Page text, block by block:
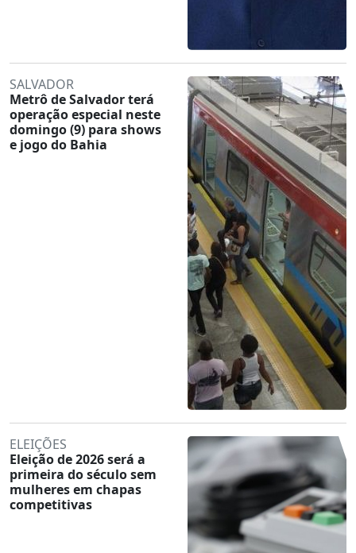
SALVADOR
Metrô de Salvador terá
operação especial neste
domingo (9) para shows
e jogo do Bahia
ELEIÇÕES
Eleição de 2026 será a
primeira do século sem
mulheres em chapas
competitivas